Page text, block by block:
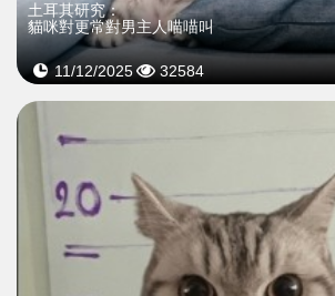
土耳其研究：
貓咪對更常對男主人喵喵叫
11/12/2025 32584